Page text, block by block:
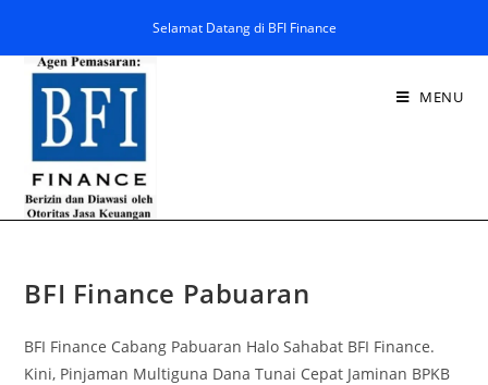
Selamat Datang di BFI Finance
MENU
BFI Finance Pabuaran
BFI Finance Cabang Pabuaran Halo Sahabat BFI Finance.
Kini, Pinjaman Multiguna Dana Tunai Cepat Jaminan BPKB